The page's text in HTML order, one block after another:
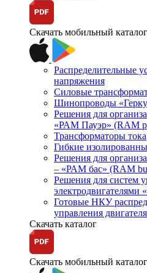
Скачать мобильный каталог
Распределительные
напряжения
Силовые
Шинопроводы
Решения для
«РАМ Пауэр» (RAM
Трансформаторы тока
Гибкие
Решения для
– «РАМ бас» (RAM
Решения для систем
Готовые НКУ
управления
Скачать каталог
Скачать мобильный каталог